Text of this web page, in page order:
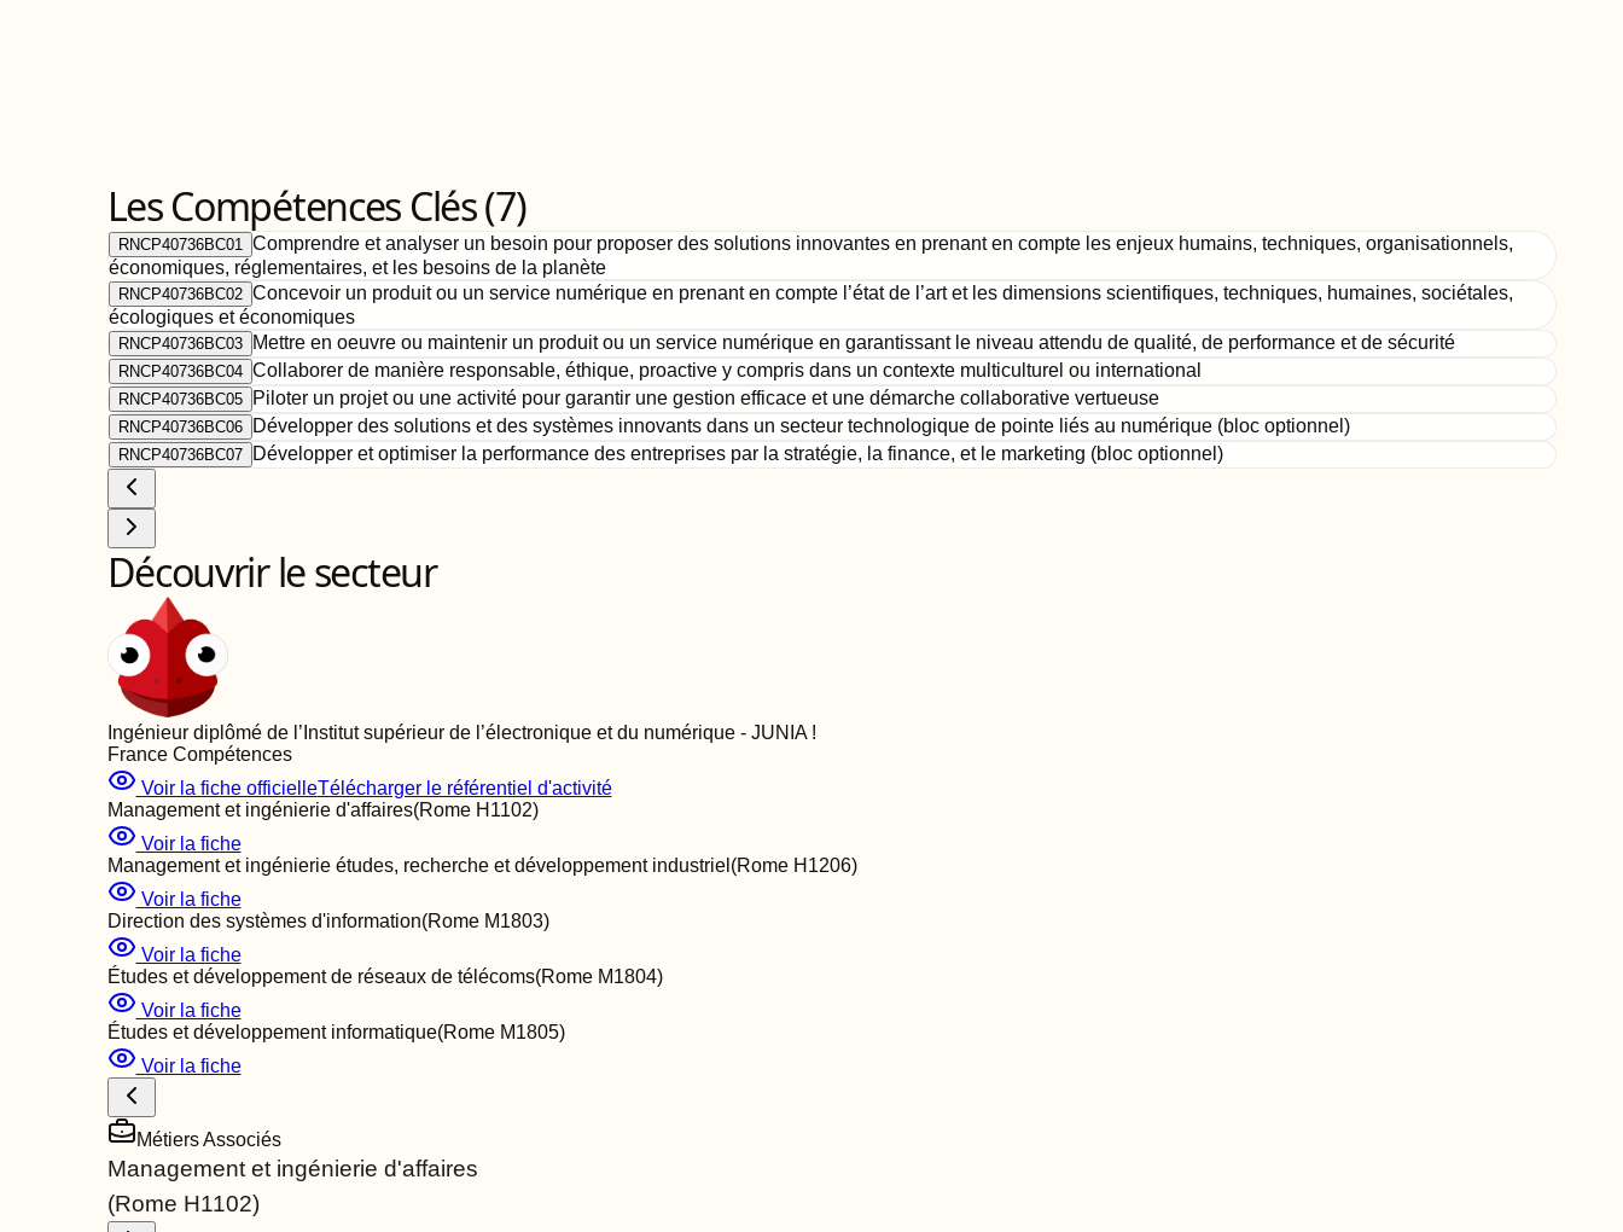
Les Compétences Clés (7)
RNCP40736BC01 Comprendre et analyser un besoin pour proposer des solutions innovantes en prenant en compte les enjeux humains, techniques, organisationnels,
économiques, réglementaires, et les besoins de la planète
RNCP40736BC02 Concevoir un produit ou un service numérique en prenant en compte l’état de l’art et les dimensions scientifiques, techniques, humaines, sociétales,
écologiques et économiques
RNCP40736BC03 Mettre en oeuvre ou maintenir un produit ou un service numérique en garantissant le niveau attendu de qualité, de performance et de sécurité
RNCP40736BC04 Collaborer de manière responsable, éthique, proactive y compris dans un contexte multiculturel ou international
RNCP40736BC05 Piloter un projet ou une activité pour garantir une gestion efficace et une démarche collaborative vertueuse
RNCP40736BC06 Développer des solutions et des systèmes innovants dans un secteur technologique de pointe liés au numérique (bloc optionnel)
RNCP40736BC07 Développer et optimiser la performance des entreprises par la stratégie, la finance, et le marketing (bloc optionnel)
Découvrir le secteur
Ingénieur diplômé de l’Institut supérieur de l’électronique et du numérique - JUNIA!
France Compétences
Voir la fiche officielleTélécharger le référentiel d'activité
Management et ingénierie d'affaires(Rome H1102)
Voir la fiche
Management et ingénierie études, recherche et développement industriel (Rome H1206)
Voir la fiche
Direction des systèmes d'information(Rome M1803)
Voir la fiche
Études et développement de réseaux de télécoms(Rome M1804)
Voir la fiche
Études et développement informatique(Rome M1805)
Voir la fiche
Métiers Associés
Management et ingénierie d'affaires
(Rome H1102)